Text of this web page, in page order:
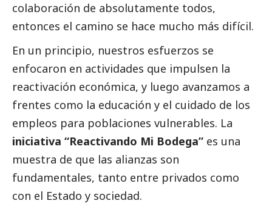
colaboración de absolutamente todos,
entonces el camino se hace mucho más difícil.
En un principio, nuestros esfuerzos se
enfocaron en actividades que impulsen la
reactivación económica, y luego avanzamos a
frentes como la educación y el cuidado de los
empleos para poblaciones vulnerables. La
iniciativa “Reactivando Mi Bodega” es una
muestra de que las alianzas son
fundamentales, tanto entre privados como
con el Estado y sociedad.